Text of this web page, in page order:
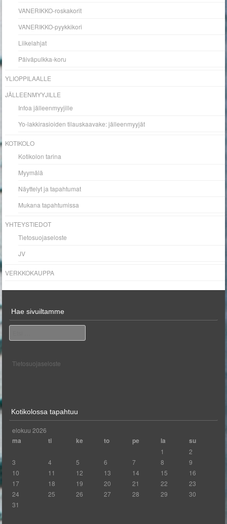
VANERIKKO-roskakorit
VANERIKKO-pyykkikori
Liikelahjat
Päiväpulkka-koru
YLIOPPILAALLE
JÄLLEENMYYJILLE
Infoa jälleenmyyjille
Yo-lakkirasioiden tilauskaavake: jälleenmyyjät
KOTIKOLO
Kotikolon tarina
Myymälä
Näyttelyt ja tapahtumat
Mukana tapahtumissa
YHTEYSTIEDOT
Tietosuojaseloste
JV
VERKKOKAUPPA
Hae sivuiltamme
Tietosuojaseloste
Kotikolossa tapahtuu
elokuu 2026
ma ti ke to pe la su
1
2
3
4 5 6 7 8
9
10
11 12 13 14 15
16
17
18 19 20 21 22
23
24
25 26 27 28 29
30
31